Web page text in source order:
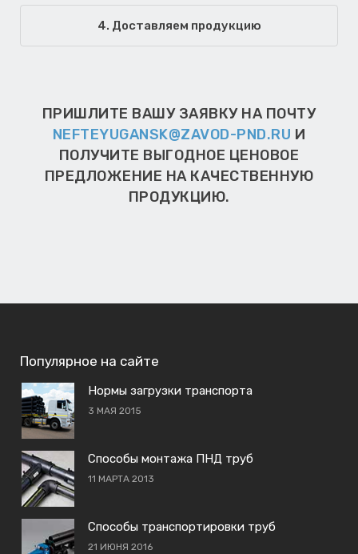
4. Доставляем продукцию
ПРИШЛИТЕ ВАШУ ЗАЯВКУ НА ПОЧТУ
NEFTEYUGANSK@ZAVOD-PND.RU И
ПОЛУЧИТЕ ВЫГОДНОЕ ЦЕНОВОЕ
ПРЕДЛОЖЕНИЕ НА КАЧЕСТВЕННУЮ
ПРОДУКЦИЮ.
Популярное на сайте
Нормы загрузки транспорта
3 МАЯ 2015
Способы монтажа ПНД труб
11 МАРТА 2013
Способы транспортировки труб
21 ИЮНЯ 2016